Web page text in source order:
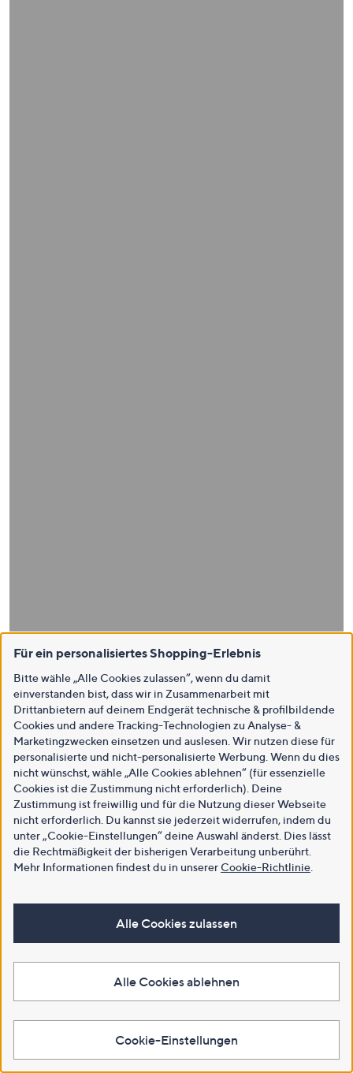
Für ein personalisiertes Shopping-Erlebnis
Bitte wähle „Alle Cookies zulassen“, wenn du damit
einverstanden bist, dass wir in Zusammenarbeit mit
Drittanbietern auf deinem Endgerät technische & profilbildende
Cookies und andere Tracking-Technologien zu Analyse- &
Marketingzwecken einsetzen und auslesen. Wir nutzen diese für
personalisierte und nicht-personalisierte Werbung. Wenn du dies
nicht wünschst, wähle „Alle Cookies ablehnen“ (für essenzielle
Cookies ist die Zustimmung nicht erforderlich). Deine
Zustimmung ist freiwillig und für die Nutzung dieser Webseite
nicht erforderlich. Du kannst sie jederzeit widerrufen, indem du
unter „Cookie-Einstellungen“ deine Auswahl änderst. Dies lässt
die Rechtmäßigkeit der bisherigen Verarbeitung unberührt.
Mehr Informationen findest du in unsererCookie-Richtlinie
Alle Cookies zulassen
Alle Cookies ablehnen
Cookie-Einstellungen